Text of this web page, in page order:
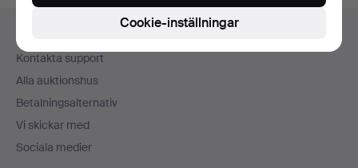
Sidfotsnavigation
Kontakta support
Alla auktionshus
Betalningsalternativ
Vi skickar med
Sociala medier
Cookie-inställningar